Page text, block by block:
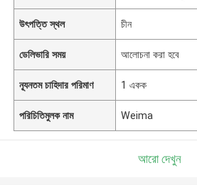
উৎপত্তি স্থল চীন
ডেলিভারি সময় আলোচনা করা হবে
ন্যূনতম চাহিদার পরিমাণ 1 একক
পরিচিতিমুলক নাম Weima
আরো দেখুন